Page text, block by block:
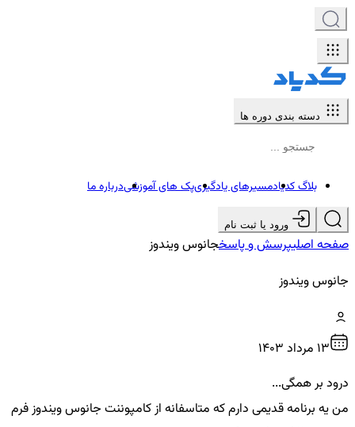
دسته بندی دوره ها
بلاگ کدیادمسیرهای یادگیریپک های آموزشیدرباره ما
ورود یا ثبت نام
صفحه اصلیپرسش و پاسخجانوس ویندوز
جانوس ویندوز
13 مرداد ۱۴۰۳
درود بر همگی...
من یه برنامه قدیمی دارم که متاسفانه از کامپوننت جانوس ویندوز فرم